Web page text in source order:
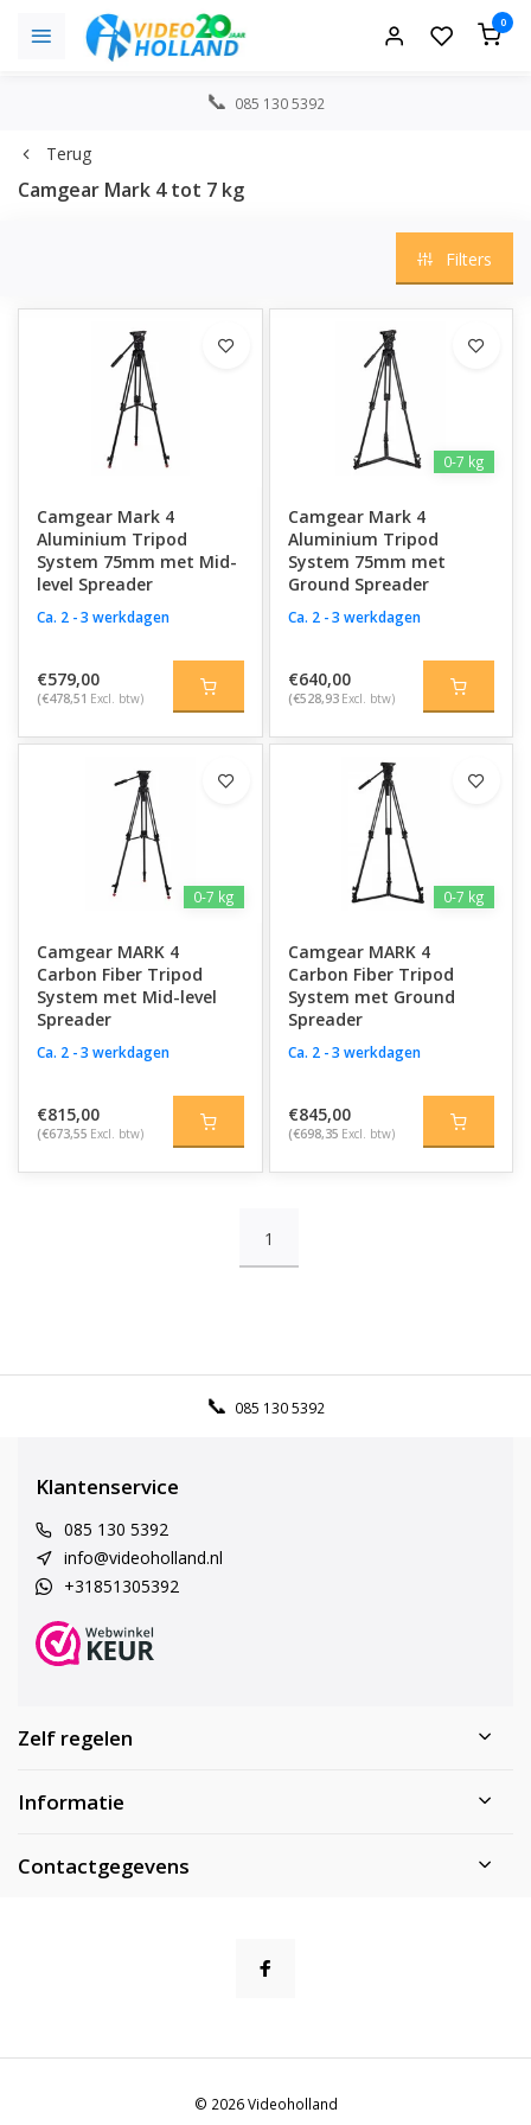
0
085 130 5392
Terug
Camgear Mark 4 tot 7 kg
Filters
Camgear Mark 4
Aluminium Tripod
System 75mm met Mid-
level Spreader
Ca. 2 - 3 werkdagen
€579,00
(€478,51 Excl. btw)
0-7 kg
Camgear Mark 4
Aluminium Tripod
System 75mm met
Ground Spreader
Ca. 2 - 3 werkdagen
€640,00
(€528,93 Excl. btw)
0-7 kg
Camgear MARK 4
Carbon Fiber Tripod
System met Mid-level
Spreader
Ca. 2 - 3 werkdagen
€815,00
(€673,55 Excl. btw)
0-7 kg
Camgear MARK 4
Carbon Fiber Tripod
System met Ground
Spreader
Ca. 2 - 3 werkdagen
€845,00
(€698,35 Excl. btw)
1
085 130 5392
Klantenservice
085 130 5392
info@videoholland.nl
+31851305392
Zelf regelen
Informatie
Contactgegevens
© 2026 Videoholland